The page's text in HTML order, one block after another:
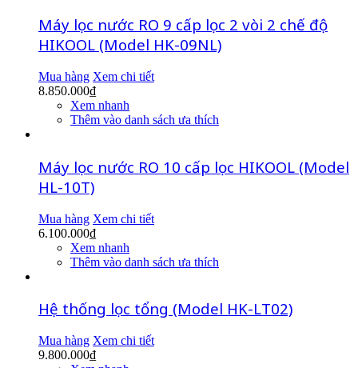
Máy lọc nước RO 9 cấp lọc 2 vòi 2 chế độ
HIKOOL (Model HK-09NL)
Mua hàng Xem chi tiết
8.850.000₫
Xem nhanh
Thêm vào danh sách ưa thích
Máy lọc nước RO 10 cấp lọc HIKOOL (Model
HL-10T)
Mua hàng Xem chi tiết
6.100.000₫
Xem nhanh
Thêm vào danh sách ưa thích
Hệ thống lọc tổng (Model HK-LT02)
Mua hàng Xem chi tiết
9.800.000₫